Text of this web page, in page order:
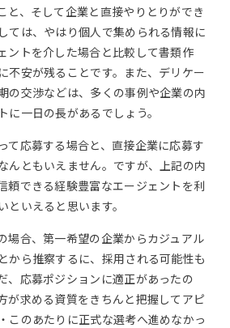
と、そして企業と直接やりとりができ
ては、やはり個人で集められる情報に
ントを介した場合と比較して書類作
不安が残ることです。また、デリケー
の交渉などは、多くの事例や企業の内
一日の長があるでしょう。
て応募する場合と、直接企業に応募す
んともいえません。ですが、上記の内
頼できる経験豊富なエージェントを利
いえると思います。
場合、第一希望の企業からカジュアル
から推察するに、採用される可能性も
、応募ポジションに適正があったの
が求める資質をきちんと把握してアピ
このあたりに正式な選考へ進めなかっ